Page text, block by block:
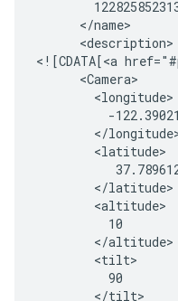
      </name>
      <description>
<![CDATA[<a
      <Camera>
-
</
        <latitude>
        </latitude>
        <altitude>
          10
        </altitude>
        <tilt>
          90
        </tilt>